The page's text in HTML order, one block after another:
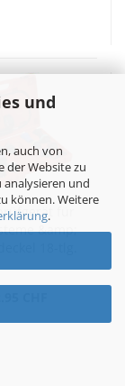
und
auch von
der Website zu
analysieren und
können. Weitere
.für
&amp;
18-tlg.